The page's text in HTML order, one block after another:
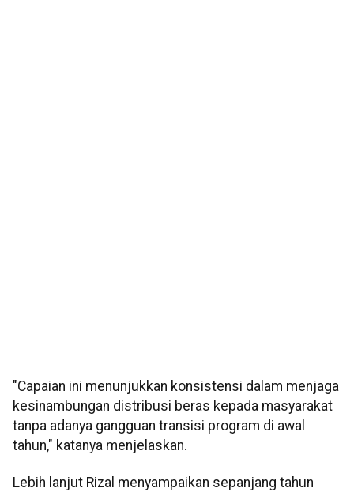
"Capaian ini menunjukkan konsistensi dalam menjaga
kesinambungan distribusi beras kepada masyarakat
tanpa adanya gangguan transisi program di awal
tahun," katanya menjelaskan.
Lebih lanjut Rizal menyampaikan sepanjang tahun